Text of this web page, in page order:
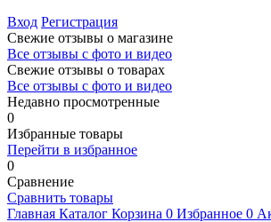
Вход Регистрация
Свежие отзывы о магазине
Все отзывы с фото и видео
Свежие отзывы о товарах
Все отзывы c фото и видео
Недавно просмотренные
0
Избранные товары
Перейти в избранное
0
Сравнение
Сравнить товары
Главная Каталог Корзина 0 Избранное 0